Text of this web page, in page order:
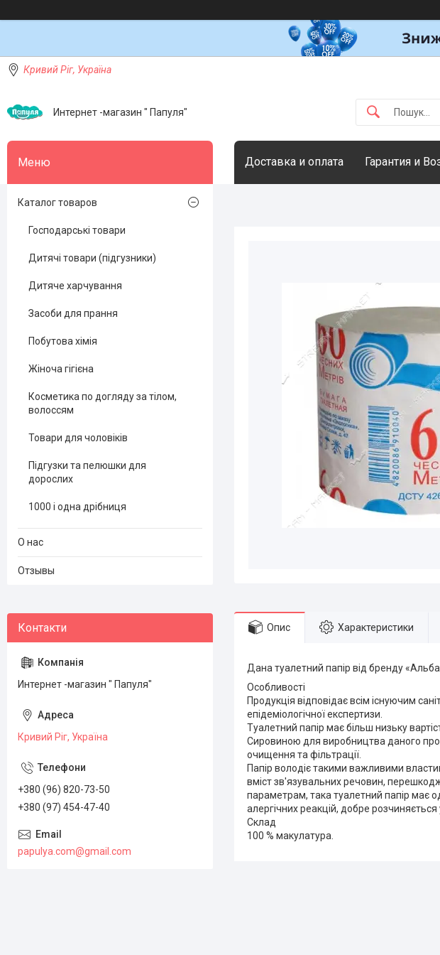
Кривий Ріг, Україна
Интернет -магазин " Папуля"
Доставка и оплата Гарантия и
Опис Характеристики
Дана туалетний папір від бренду
Особливості
Продукція відповідає всім існуючим
епідеміологічної експертизи.
Туалетний папір має більш низьку
Сировиною для виробництва даного
очищення та фільтрації.
Папір володіє такими важливими
вміст зв'язувальних речовин,
параметрам, така туалетний папір має
алергічних реакцій, добре
Склад
100 % макулатура.
Каталог товаров
Господарські товари
Дитячі товари (підгузники)
Дитяче харчування
Засоби для прання
Побутова хімія
Жіноча гігієна
Косметика по догляду за тілом,
волоссям
Товари для чоловіків
Підгузки та пелюшки для
дорослих
1000 і одна дрібниця
О нас
Отзывы
Интернет -магазин " Папуля"
Кривий Ріг, Україна
+380 (96) 820-73-50
+380 (97) 454-47-40
papulya.com@gmail.com